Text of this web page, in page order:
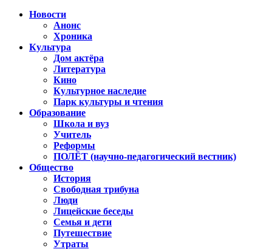
Новости
Анонс
Хроника
Культура
Дом актёра
Литература
Кино
Культурное наследие
Парк культуры и чтения
Образование
Школа и вуз
Учитель
Реформы
ПОЛЁТ (научно-педагогический вестник)
Общество
История
Свободная трибуна
Люди
Лицейские беседы
Семья и дети
Путешествие
Утраты